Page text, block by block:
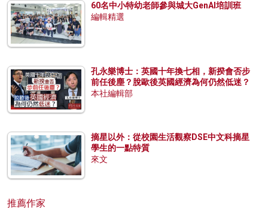
60名中小特幼老師參與城大GenAI培訓班
編輯精選
孔永樂博士：英國十年換七相，新揆會否步
前任後塵？脫歐後英國經濟為何仍然低迷？
本社編輯部
摘星以外：從校園生活觀察DSE中文科摘星
學生的一點特質
來文
推薦作家